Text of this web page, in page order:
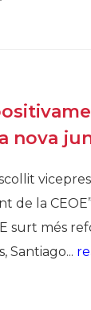
nova
de la
surt més
Santiago...